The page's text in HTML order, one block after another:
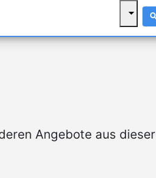
Angebote aus dieser